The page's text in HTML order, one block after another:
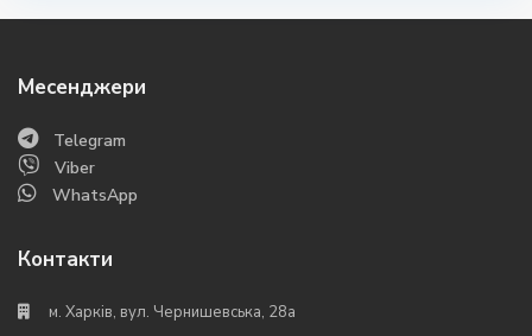
Месенджери
Telegram
Viber
WhatsApp
Контакти
м. Харків, вул. Чернишевська, 28а